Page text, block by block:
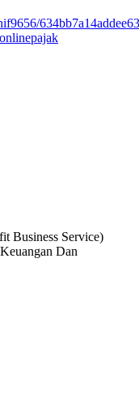
Business Service)
Dan